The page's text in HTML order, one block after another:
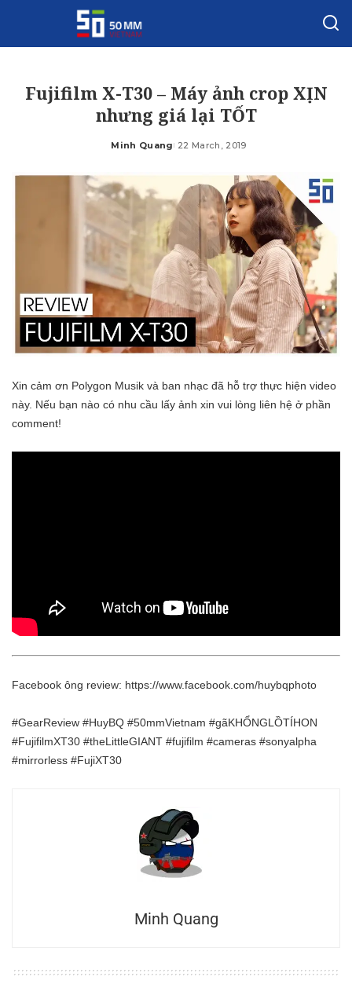
Fujifilm X-T30 – Máy ảnh crop XỊN
nhưng giá lại TỐT
Posted
Minh Quang 22 March, 2019
Xin cảm ơn Polygon Musik và ban nhạc đã hỗ trợ thực hiện video
này. Nếu bạn nào có nhu cầu lấy ảnh xin vui lòng liên hệ ở phần
comment!
Facebook ông review: https://www.facebook.com/huybqphoto
#GearReview #HuyBQ #50mmVietnam #gãKHỔNGLỒTÍHON
#FujifilmXT30 #theLittleGIANT #fujifilm #cameras #sonyalpha
#mirrorless #FujiXT30
Minh Quang